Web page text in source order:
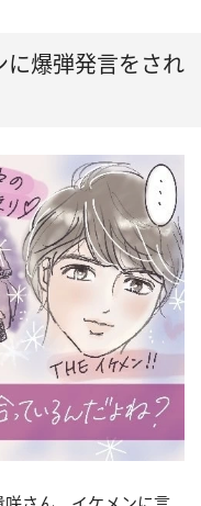
に爆弾発言をされ